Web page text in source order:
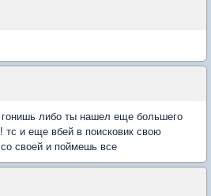
гонишь либо ты нашел еще большего
и еще вбей в поисковик свою
своей и поймешь все